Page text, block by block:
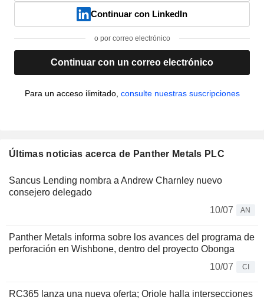
Continuar con LinkedIn
o por correo electrónico
Continuar con un correo electrónico
Para un acceso ilimitado, consulte nuestras suscripciones
Últimas noticias acerca de Panther Metals PLC
Sancus Lending nombra a Andrew Charnley nuevo
consejero delegado
10/07
AN
Panther Metals informa sobre los avances del programa de
perforación en Wishbone, dentro del proyecto Obonga
10/07
CI
RC365 lanza una nueva oferta; Oriole halla intersecciones